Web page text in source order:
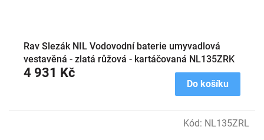
Rav Slezák NIL Vodovodní baterie umyvadlová
vestavěná - zlatá růžová - kartáčovaná NL135ZRK
4 931 Kč
Do košíku
Kód: NL135ZRL